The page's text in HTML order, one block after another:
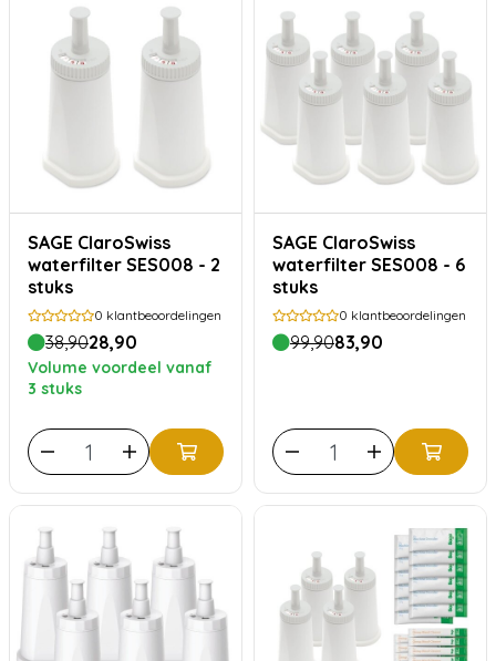
SAGE ClaroSwiss
waterfilter SES008 - 2
stuks
0 klantbeoordelingen
38,9028,90
Volume voordeel vanaf
3 stuks
SAGE ClaroSwiss
waterfilter SES008 - 6
stuks
0 klantbeoordelingen
99,9083,90